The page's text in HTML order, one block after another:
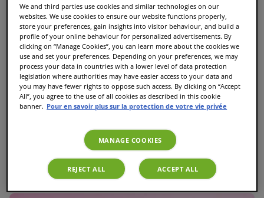
Le guide ultime des T Discs TASSIMO : Toutes les
variétés et les meilleures dosettes TASSIMO
We and third parties use cookies and similar technologies on our
websites. We use cookies to ensure our website functions properly,
store your preferences, gain insights into visitor behaviour, and build a
profile of your online behaviour for personalized advertisements. By
clicking on “Manage Cookies”, you can learn more about the cookies we
use and set your preferences. Depending on your preferences, we may
process your data in countries with a lower level of data protection
legislation where authorities may have easier access to your data and
you may have fewer rights to oppose such access. By clicking on “Accept
All”, you agree to the use of all cookies as described in this cookie
banner. Pour en savoir plus sur la protection de votre vie privée
MANAGE COOKIES
REJECT ALL ACCEPT ALL